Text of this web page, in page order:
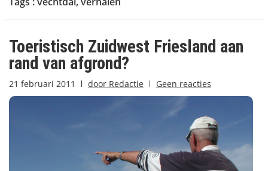
Toeristisch Zuidwest Friesland aan
rand van afgrond?
21 februari 2011 door Redactie Geen reacties